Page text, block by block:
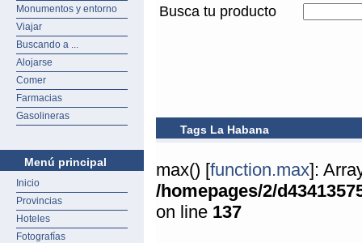
Monumentos y entorno
Viajar
Buscando a ...
Alojarse
Comer
Farmacias
Gasolineras
Menú principal
Inicio
Provincias
Hoteles
Fotografías
Busca tu producto
Tags La Habana
max() [function.max]:
/homepages/2/
on line 137